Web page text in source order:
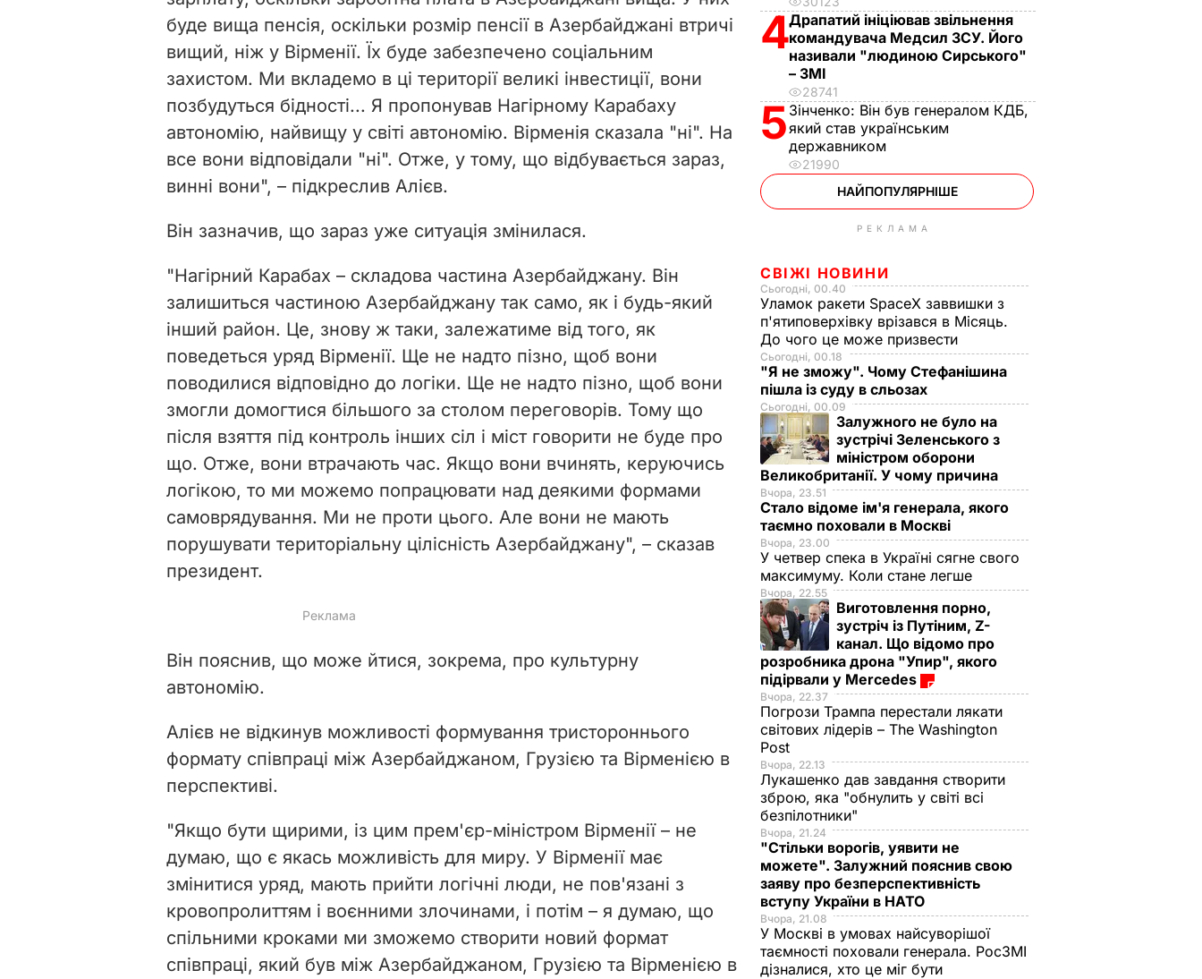
e
o
буде вища пенсія, оскільки розмір пенсії в Азербайджані втричі
вищий, ніж у Вірменії. Їх буде забезпечено соціальним
захистом. Ми вкладемо в ці території великі інвестиції, вони
позбудуться бідності... Я пропонував Нагірному Карабаху
автономію, найвищу у світі автономію. Вірменія сказала "ні". На
все вони відповідали "ні". Отже, у тому, що відбувається зараз,
винні вони", – підкреслив Алієв.
Він зазначив, що зараз уже ситуація змінилася.
"Нагірний Карабах – складова частина Азербайджану. Він
залишиться частиною Азербайджану так само, як і будь-який
інший район. Це, знову ж таки, залежатиме від того, як
поведеться уряд Вірменії. Ще не надто пізно, щоб вони
поводилися відповідно до логіки. Ще не надто пізно, щоб вони
змогли домогтися більшого за столом переговорів. Тому що
після взяття під контроль інших сіл і міст говорити не буде про
що. Отже, вони втрачають час. Якщо вони вчинять, керуючись
логікою, то ми можемо попрацювати над деякими формами
самоврядування. Ми не проти цього. Але вони не мають
порушувати територіальну цілісність Азербайджану", – сказав
президент.
Він пояснив, що може йтися, зокрема, про культурну
автономію.
Алієв не відкинув можливості формування тристороннього
формату співпраці між Азербайджаном, Грузією та Вірменією в
перспективі.
"Якщо бути щирими, із цим прем'єр-міністром Вірменії – не
думаю, що є якась можливість для миру. У Вірменії має
змінитися уряд, мають прийти логічні люди, не пов'язані з
кровопролиттям і воєнними злочинами, і потім – я думаю, що
спільними кроками ми зможемо створити новий формат
співпраці, який був між Азербайджаном, Грузією та Вірменією в
4Драпатий ініціював звільнення
командувача Медсил ЗСУ. Його
називали "людиною Сирського"
– ЗМІ
28741
5 Зінченко: Він був генералом КДБ,
який став українським
державником
21990
НАЙПОПУЛЯРНІШЕ
РЕКЛАМА
СВІЖІ НОВИНИ
Сьогодні, 00.40
Уламок ракети SpaceX заввишки з
п'ятиповерхівку врізався в Місяць.
До чого це може призвести
Сьогодні, 00.18
"Я не зможу". Чому Стефанішина
пішла із суду в сльозах
Сьогодні, 00.09
Залужного не було на
зустрічі Зеленського з
міністром оборони
Великобританії. У чому причина
Вчора, 23.51
Стало відоме ім'я генерала, якого
таємно поховали в Москві
Вчора, 23.00
У четвер спека в Україні сягне свого
максимуму. Коли стане легше
Вчора, 22.55
Виготовлення порно,
зустріч із Путіним, Z-
канал. Що відомо про
розробника дрона "Упир", якого
підірвали у Mercedes
Вчора, 22.37
Погрози Трампа перестали лякати
світових лідерів – The Washington
Post
Вчора, 22.13
Лукашенко дав завдання створити
зброю, яка "обнулить у світі всі
безпілотники"
Вчора, 21.24
"Стільки ворогів, уявити не
можете". Залужний пояснив свою
заяву про безперспективність
вступу України в НАТО
Вчора, 21.08
У Москві в умовах найсуворішої
таємності поховали генерала. РосЗМІ
дізналися, хто це міг бути